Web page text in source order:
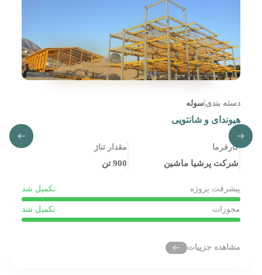
دسته بندی سوله
هیوندای و شانتویی
کارفرما
شرکت پرشیا ماشین
مقدار تناژ
900 تن
پیشرفت پروژه تکمیل شد
مجوزات تکمیل شد
مشاهده جزییات